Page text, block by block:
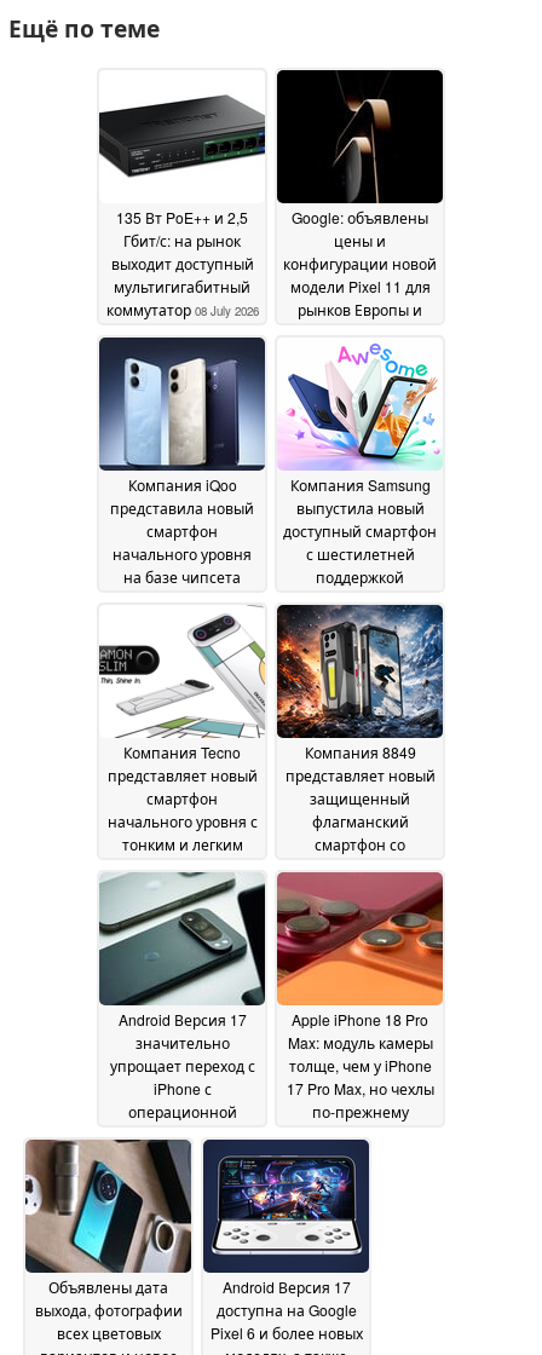
Ещё по теме
135 Вт PoE++ и 2,5
Гбит/с: на рынок
выходит доступный
мультигигабитный
коммутатор 08 July 2026
Google: объявлены
цены и
конфигурации новой
модели Pixel 11 для
рынков Европы и
July 2026
Компания iQoo
представила новый
смартфон
начального уровня
на базе чипсета
03
July 2026
Компания Samsung
выпустила новый
доступный смартфон
с шестилетней
поддержкой
программного
обеспечения26 June
2026
Компания Tecno
представляет новый
смартфон
начального уровня с
тонким и легким
24 June 2026
Компания 8849
представляет новый
защищенный
флагманский
смартфон со
разрешением 2K20
June 2026
Android Версия 17
значительно
упрощает переход с
iPhone с
операционной
на Google Pixel и
другие устройства18
June 2026
Apple iPhone 18 Pro
Max: модуль камеры
толще, чем у iPhone
17 Pro Max, но чехлы
по-прежнему
17 June 2026
Объявлены дата
выхода, фотографии
всех цветовых
Android Версия 17
доступна на Google
Pixel 6 и более новых